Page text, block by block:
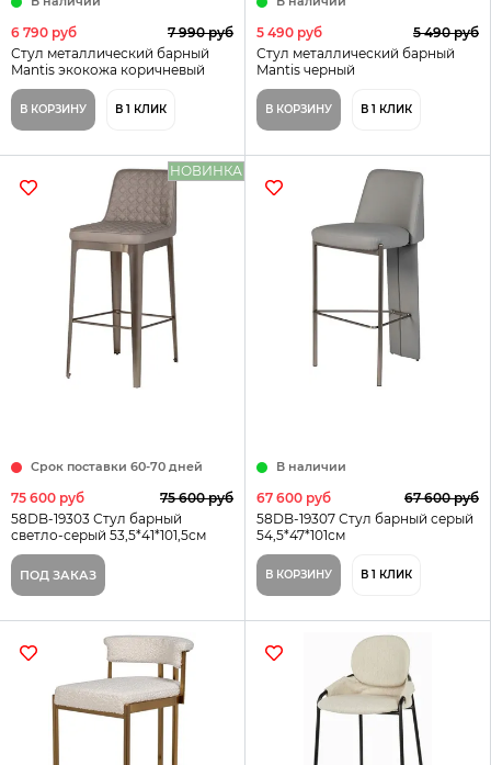
6 790 руб
7 990 руб
Стул металлический барный
Mantis экокожа коричневый
В КОРЗИНУ В 1 КЛИК
5 490 руб
5 490 руб
Стул металлический барный
Mantis черный
В КОРЗИНУ В 1 КЛИК
НОВИНКА
Срок поставки 60-70 дней
75 600 руб
75 600 руб
58DB-19303 Стул барный
светло-серый 53,5*41*101,5см
ПОД ЗАКАЗ
В наличии
67 600 руб
67 600 руб
58DB-19307 Стул барный серый
54,5*47*101см
В КОРЗИНУ В 1 КЛИК